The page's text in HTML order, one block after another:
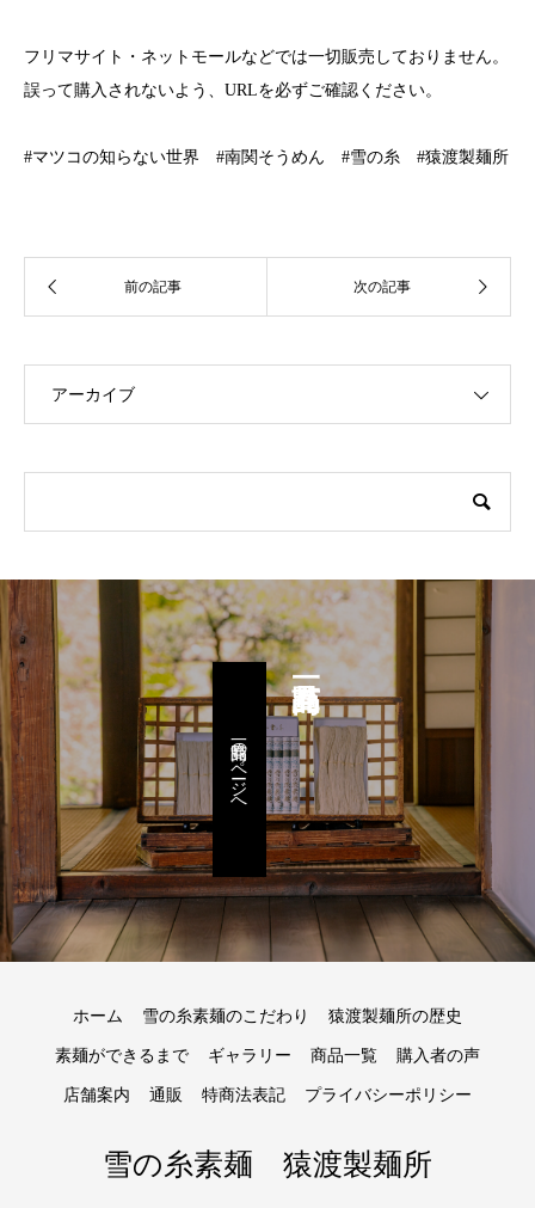
フリマサイト・ネットモールなどでは一切販売しておりません。
誤って購入されないよう、URLを必ずご確認ください。
#マツコの知らない世界 #南関そうめん #雪の糸 #猿渡製麺所
アーカイブ
商品一覧のページへ
ホーム 雪の糸素麺のこだわり 猿渡製麺所の歴史
素麺ができるまで ギャラリー 商品一覧 購入者の声
店舗案内 通販 特商法表記 プライバシーポリシー
雪の糸素麺 猿渡製麺所